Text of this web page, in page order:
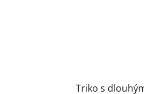
Triko s